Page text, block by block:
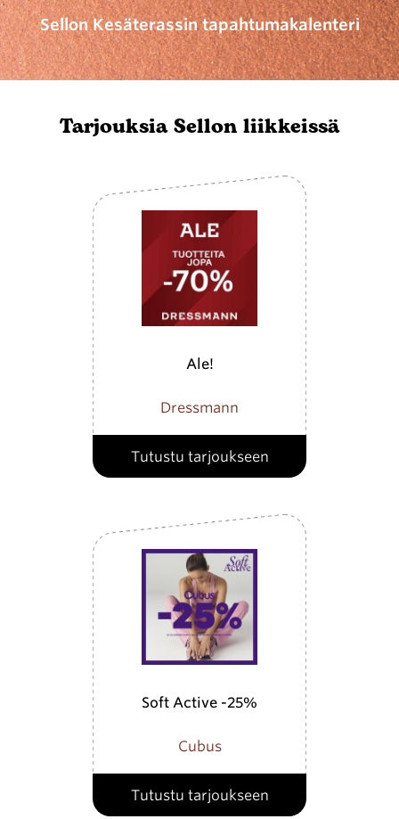
Sellon Kesäterassin tapahtumakalenteri
Tarjouksia Sellon liikkeissä
Ale!
Dressmann
Tutustu tarjoukseen
Soft Active -25%
Cubus
Tutustu tarjoukseen